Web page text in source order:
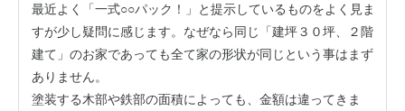
最近よく「一式○○パック！」と提示しているものをよく見ま
すが少し疑問に感じます。なぜなら同じ「建坪３０坪、２階
建て」のお家であっても全て家の形状が同じという事はまず
ありません。
塗装する木部や鉄部の面積によっても、金額は違ってきま